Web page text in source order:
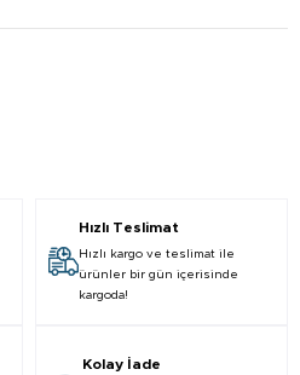
Hızlı Teslimat
Hızlı kargo ve teslimat ile
ürünler bir gün içerisinde
kargoda!
Kolay İade